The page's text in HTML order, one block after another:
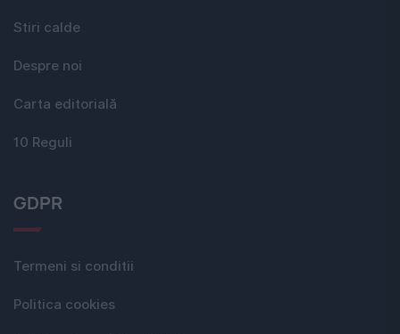
Stiri calde
Despre noi
Carta editorială
10 Reguli
GDPR
Termeni si conditii
Politica cookies